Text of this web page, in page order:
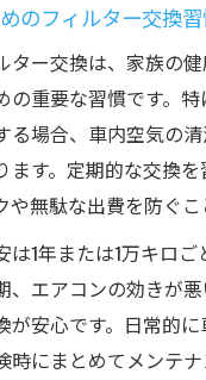
のフィルター交換
ター交換は、家族の
の重要な習慣です。
る場合、車内空気の
ます。定期的な交換
や無駄な出費を防ぐこ
は1年または1万キロ
、エアコンの効きが
が安心です。日常的
時にまとめてメンテ